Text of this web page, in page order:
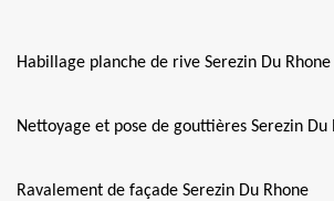
Habillage planche de rive Serezin Du Rhone
Nettoyage et pose de gouttières Serezin Du
Ravalement de façade Serezin Du Rhone